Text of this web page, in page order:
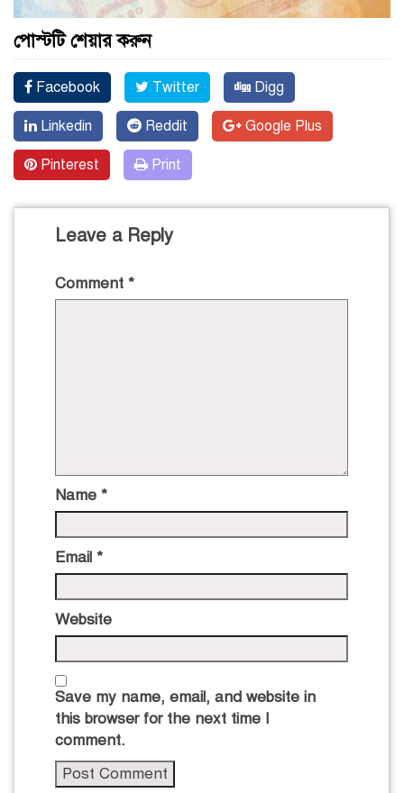
পোস্টটি শেয়ার করুন
Facebook Twitter Digg
Linkedin Reddit Google Plus
Pinterest Print
Leave a Reply
Comment *
Name *
Email *
Website
Save my name, email, and website in
this browser for the next time I
comment.